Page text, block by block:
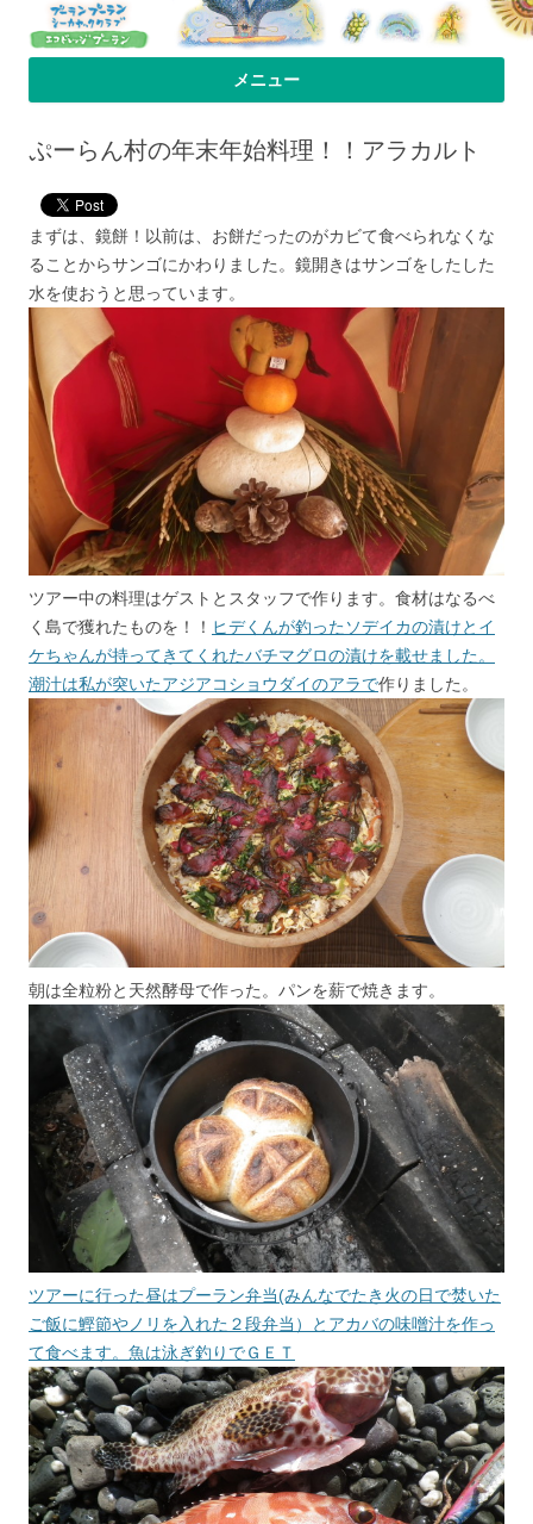
プーラン・プーラン｜小笠原父島 シ
ーカヤック 宿
小笠原父島のシーカヤックスクール＆ツアー「プーランプーランシーカ
ヤッククラブ」、森のコテージのお宿の「プーランビレッジ」のHPへよ
メニュー
ぷーらん村の年末年始料理！！アラカルト
まずは、鏡餅！以前は、お餅だったのがカビて食べられなくな
ることからサンゴにかわりました。鏡開きはサンゴをしたした
水を使おうと思っています。
ツアー中の料理はゲストとスタッフで作ります。食材はなるべ
く島で獲れたものを！！ ヒデくんが釣ったソデイカの漬けとイ
ケちゃんが持ってきてくれたバチマグロの漬けを載せました。
潮汁は私が突いたアジアコショウダイのアラで作りました。
朝は全粒粉と天然酵母で作った。パンを薪で焼きます。
ツアーに行った昼はプーラン弁当(みんなでたき火の日で焚いた
ご飯に鰹節やノリを入れた２段弁当）とアカバの味噌汁を作っ
て食べます。魚は泳ぎ釣りでＧＥＴ